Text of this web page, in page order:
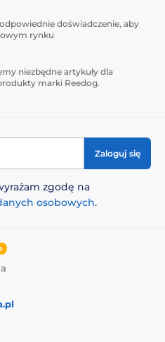
doświadczenie, aby
rynku
niezbędne artykuły dla
marki Reedog.
Zaloguj się
zgodę na
osobowych.